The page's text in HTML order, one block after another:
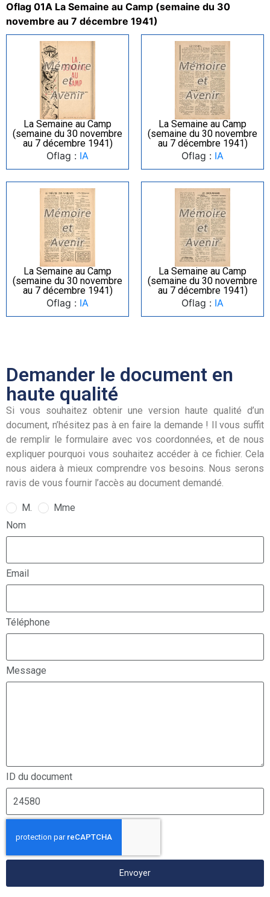
Oflag 01A La Semaine au Camp (semaine du 30
novembre au 7 décembre 1941)
La Semaine au Camp
(semaine du 30 novembre
au 7 décembre 1941)
Oflag : IA
La Semaine au Camp
(semaine du 30 novembre
au 7 décembre 1941)
Oflag : IA
La Semaine au Camp
(semaine du 30 novembre
au 7 décembre 1941)
Oflag : IA
La Semaine au Camp
(semaine du 30 novembre
au 7 décembre 1941)
Oflag : IA
Demander le document en
haute qualité
Si vous souhaitez obtenir une version haute qualité d’un
document, n’hésitez pas à en faire la demande ! Il vous suffit
de remplir le formulaire avec vos coordonnées, et de nous
expliquer pourquoi vous souhaitez accéder à ce fichier. Cela
nous aidera à mieux comprendre vos besoins. Nous serons
ravis de vous fournir l’accès au document demandé.
M.
Mme
Nom
Email
Téléphone
Message
ID du document
Envoyer